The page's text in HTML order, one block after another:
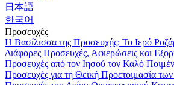
日本語
한국어
Προσευχές
Η Βασίλισσα της Προσευχής: Το Ιερό
Διάφορες Προσευχές, Αφιερώσεις και
Προσευχές από τον Ιησού τον Καλό
Προσευχές για τη Θεϊκή Προετοιμασία